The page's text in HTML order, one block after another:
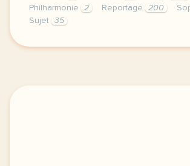
Philharmonie
2 Reportage 200
Sujet
35
le respect de votre vie privee